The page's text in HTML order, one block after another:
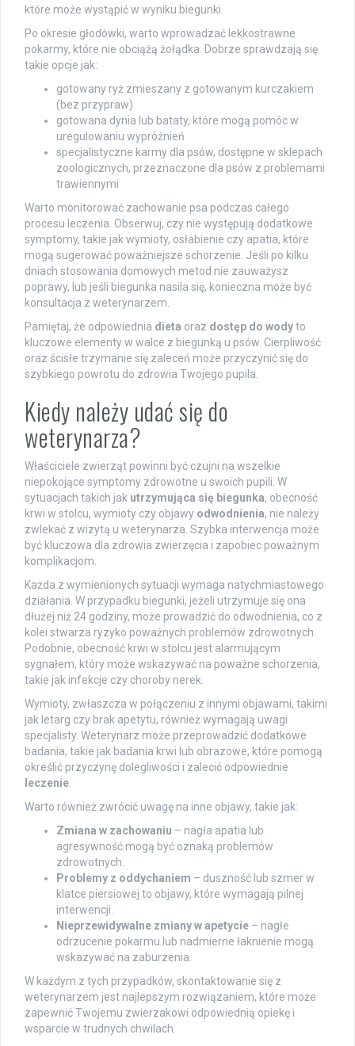
które może wystąpić w wyniku biegunki.
Po okresie głodówki, warto wprowadzać lekkostrawne
pokarmy, które nie obciążą żołądka. Dobrze sprawdzają się
takie opcje jak:
gotowany ryż zmieszany z gotowanym kurczakiem
(bez przypraw)
gotowana dynia lub bataty, które mogą pomóc w
uregulowaniu wypróżnień
specjalistyczne karmy dla psów, dostępne w sklepach
zoologicznych, przeznaczone dla psów z problemami
trawiennymi
Warto monitorować zachowanie psa podczas całego
procesu leczenia. Obserwuj, czy nie występują dodatkowe
symptomy, takie jak wymioty, osłabienie czy apatia, które
mogą sugerować poważniejsze schorzenie. Jeśli po kilku
dniach stosowania domowych metod nie zauważysz
poprawy, lub jeśli biegunka nasila się, konieczna może być
konsultacja z weterynarzem.
Pamiętaj, że odpowiednia dieta oraz dostęp do wodyto
kluczowe elementy w walce z biegunką u psów. Cierpliwość
oraz ścisłe trzymanie się zaleceń może przyczynić się do
szybkiego powrotu do zdrowia Twojego pupila.
Kiedy należy udać się do
weterynarza?
Właściciele zwierząt powinni być czujni na wszelkie
niepokojące symptomy zdrowotne u swoich pupili. W
sytuacjach takich jak utrzymująca się biegunka, obecność
krwi w stolcu, wymioty czy objawy odwodnienia, nie należy
zwlekać z wizytą u weterynarza. Szybka interwencja może
być kluczowa dla zdrowia zwierzęcia i zapobiec poważnym
komplikacjom.
Każda z wymienionych sytuacji wymaga natychmiastowego
działania. W przypadku biegunki, jeżeli utrzymuje się ona
dłużej niż 24 godziny, może prowadzić do odwodnienia, co z
kolei stwarza ryzyko poważnych problemów zdrowotnych.
Podobnie, obecność krwi w stolcu jest alarmującym
sygnałem, który może wskazywać na poważne schorzenia,
takie jak infekcje czy choroby nerek.
Wymioty, zwłaszcza w połączeniu z innymi objawami, takimi
jak letarg czy brak apetytu, również wymagają uwagi
specjalisty. Weterynarz może przeprowadzić dodatkowe
badania, takie jak badania krwi lub obrazowe, które pomogą
określić przyczynę dolegliwości i zalecić odpowiednie
leczenie
Warto również zwrócić uwagę na inne objawy, takie jak:
Zmiana w zachowaniu – nagła apatia lub
agresywność mogą być oznaką problemów
zdrowotnych.
Problemy z oddychaniem – duszność lub szmer w
klatce piersiowej to objawy, które wymagają pilnej
interwencji.
Nieprzewidywalne zmiany w apetycie – nagłe
odrzucenie pokarmu lub nadmierne łaknienie mogą
wskazywać na zaburzenia.
W każdym z tych przypadków, skontaktowanie się z
weterynarzem jest najlepszym rozwiązaniem, które może
zapewnić Twojemu zwierzakowi odpowiednią opiekę i
wsparcie w trudnych chwilach.